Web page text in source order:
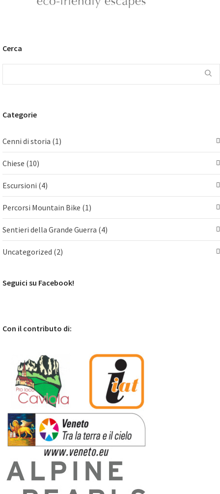
Cerca
Categorie
Cenni di storia (1)
Chiese (10)
Escursioni (4)
Percorsi Mountain Bike (1)
Sentieri della Grande Guerra (4)
Uncategorized (2)
Seguici su Facebook!
Con il contributo di: